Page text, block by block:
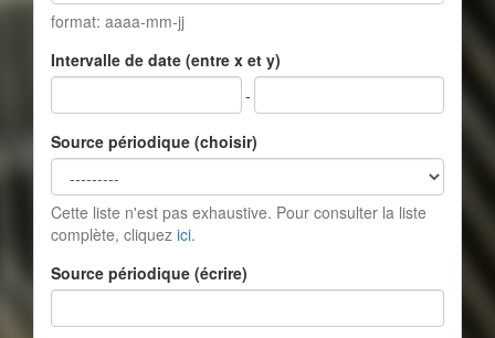
format: aaaa-mm-jj
Intervalle de date (entre x et y)
-
Source périodique (choisir)
Cette liste n'est pas exhaustive. Pour consulter la liste
complète, cliquez ici.
Source périodique (écrire)